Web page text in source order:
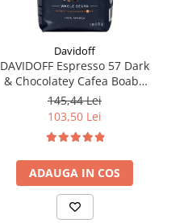
Davidoff
DAVIDOFF Espresso 57 Dark
& Chocolatey Cafea Boabe
1Kg
145,44 Lei
103,50 Lei
ADAUGA IN COS